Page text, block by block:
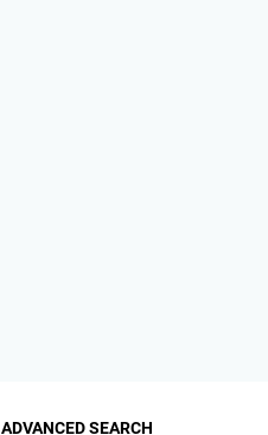
ADVANCED SEARCH